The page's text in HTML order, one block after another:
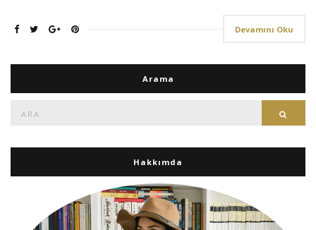
Devamını Oku
Arama
Hakkımda